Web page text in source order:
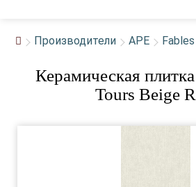
Производители APE Fables
Керамическая
Tours Beige